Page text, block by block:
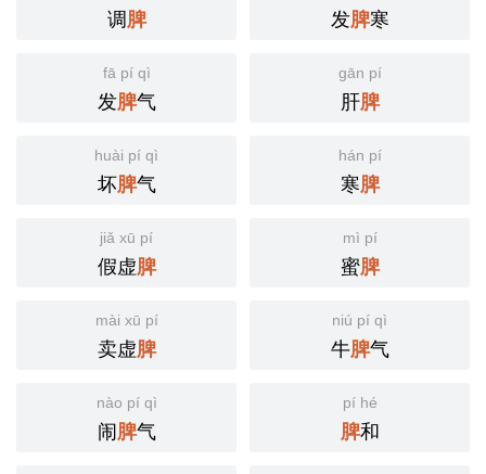
调脾 发脾寒
fā pí qì
发脾气
gān pí
肝脾
huài pí qì
坏脾气
hán pí
寒脾
jiǎ xū pí
假虚脾
mì pí
蜜脾
mài xū pí
卖虚脾
niú pí qì
牛脾气
nào pí qì
闹脾气
pí hé
脾和